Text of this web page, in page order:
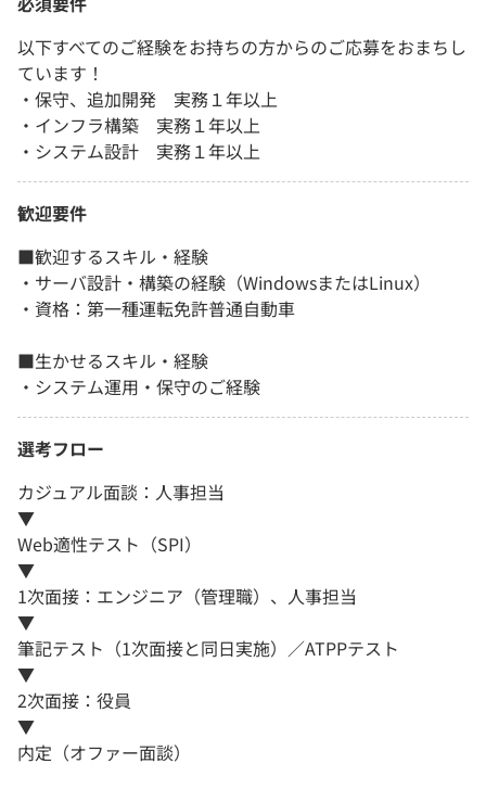
以下すべてのご経験をお持ちの方からのご応募をおまちし
ています！
・保守、追加開発 実務１年以上
・インフラ構築 実務１年以上
・システム設計 実務１年以上
歓迎要件
■歓迎するスキル・経験
・サーバ設計・構築の経験（WindowsまたはLinux）
・資格：第一種運転免許普通自動車
■生かせるスキル・経験
・システム運用・保守のご経験
選考フロー
カジュアル面談：人事担当
▼
Web適性テスト（SPI）
▼
1次面接：エンジニア（管理職）、人事担当
▼
筆記テスト（1次面接と同日実施）／ATPPテスト
▼
2次面接：役員
▼
内定（オファー面談）